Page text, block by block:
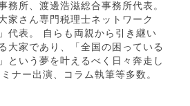
務所、渡邊浩滋総合事務所代表。
家さん専門税理士ネットワーク
代表。 自らも両親から引き継い
大家であり、「全国の困っている
という夢を叶えるべく日々奔走し
ナー出演、コラム執筆等多数。